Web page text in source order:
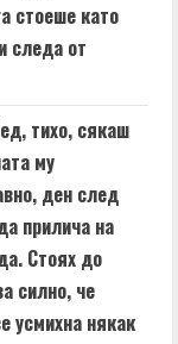
стоеше като
следа от
тихо, сякаш
му
ден след
прилича на
Стоях до
силно, че
усмихна някак